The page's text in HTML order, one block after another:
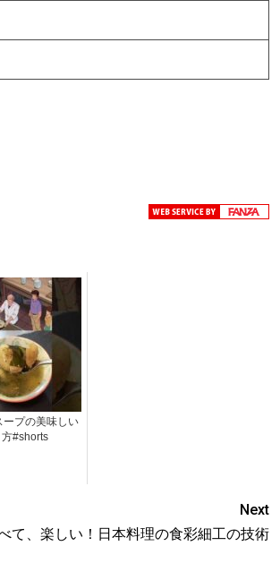
ープの美味しい
#shorts
Next
て、楽しい！日本料理の食彩細工の技術